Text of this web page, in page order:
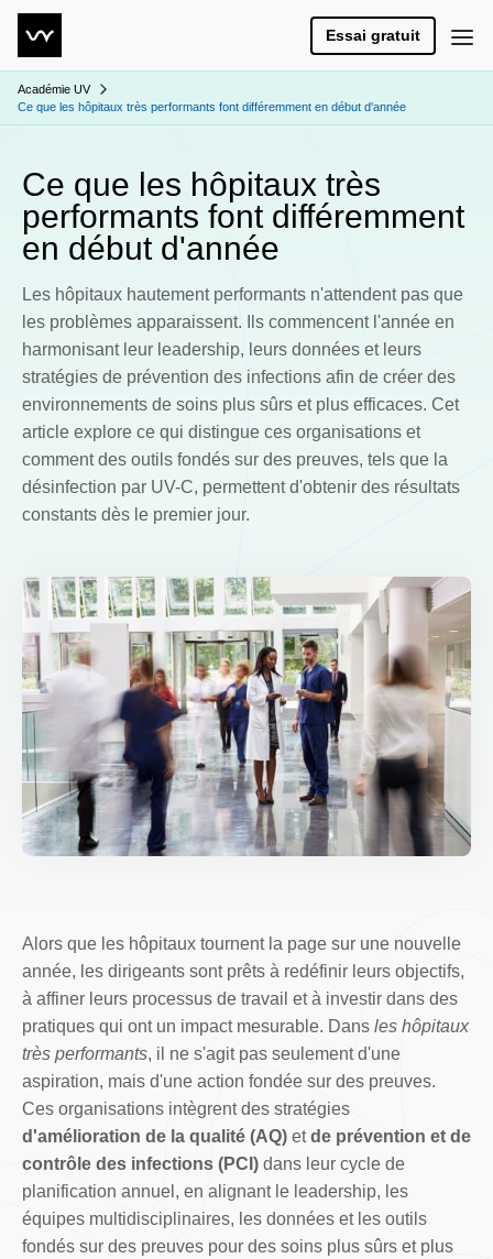
Essai gratuit
Académie UV
Ce que les hôpitaux très performants font différemment en début d'année
Ce que les hôpitaux très
performants font différemment
en début d'année
Les hôpitaux hautement performants n'attendent pas que
les problèmes apparaissent. Ils commencent l'année en
harmonisant leur leadership, leurs données et leurs
stratégies de prévention des infections afin de créer des
environnements de soins plus sûrs et plus efficaces. Cet
article explore ce qui distingue ces organisations et
comment des outils fondés sur des preuves, tels que la
désinfection par UV-C, permettent d'obtenir des résultats
constants dès le premier jour.
Alors que les hôpitaux tournent la page sur une nouvelle
année, les dirigeants sont prêts à redéfinir leurs objectifs,
à affiner leurs processus de travail et à investir dans des
pratiques qui ont un impact mesurable. Dans les hôpitaux
très performants, il ne s'agit pas seulement d'une
aspiration, mais d'une action fondée sur des preuves.
Ces organisations intègrent des stratégies
d'amélioration de la qualité (AQ)etde prévention et de
contrôle des infections (PCI)dans leur cycle de
planification annuel, en alignant le leadership, les
équipes multidisciplinaires, les données et les outils
fondés sur des preuves pour des soins plus sûrs et plus